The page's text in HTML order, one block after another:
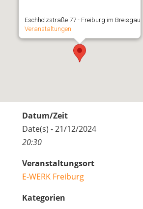
Eschholzstraße 77 - Freiburg im Breisgau
Veranstaltungen
Datum/Zeit
Date(s) - 21/12/2024
20:30
Veranstaltungsort
E-WERK Freiburg
Kategorien